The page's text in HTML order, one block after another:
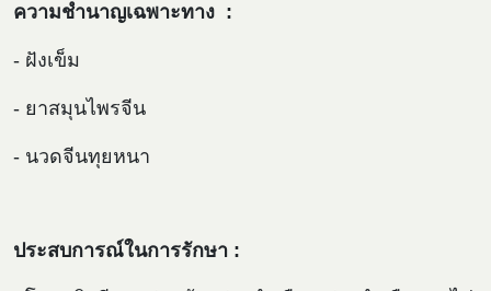
ความชำนาญเฉพาะทาง :
- ฝังเข็ม
- ยาสมุนไพรจีน
- นวดจีนทุยหนา
ประสบการณ์ในการรักษา :